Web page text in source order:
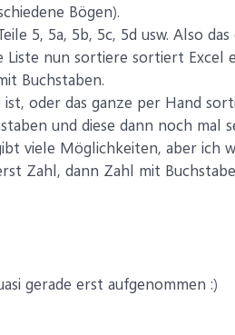
Bögen).
5, 5a, 5b, 5c, 5d usw. Also das
Liste nun sortiere sortiert Excel
Buchstaben.
oder das ganze per Hand
und diese dann noch mal
viele Möglichkeiten, aber ich
Zahl, dann Zahl mit
gerade erst aufgenommen :)